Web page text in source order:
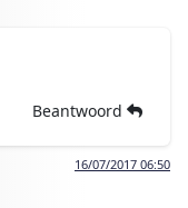
Beantwoord
16/07/2017 06:50